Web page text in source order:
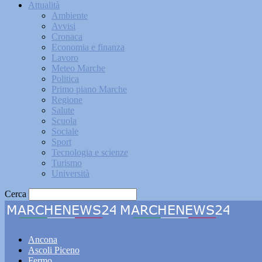
Attualità
Ambiente
Avvisi
Cronaca
Economia e finanza
Lavoro
Meteo Marche
Politica
Primo piano Marche
Regione
Salute
Scuola
Sociale
Sport
Tecnologia e scienze
Turismo
Università
Cerca
Ancona
Ascoli Piceno